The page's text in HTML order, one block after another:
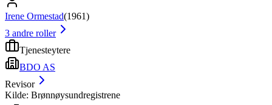
Irene Ormestad(1961)
3 andre roller
Tjenesteytere
BDO AS
Revisor
Kilde: Brønnøysundregistrene